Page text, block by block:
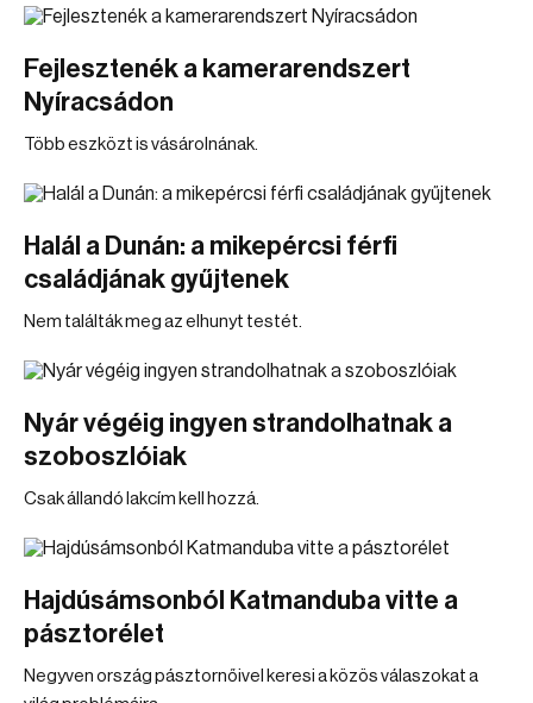
Fejlesztenék a kamerarendszert
Nyíracsádon
Több eszközt is vásárolnának.
Halál a Dunán: a mikepércsi férfi
családjának gyűjtenek
Nem találták meg az elhunyt testét.
Nyár végéig ingyen strandolhatnak a
szoboszlóiak
Csak állandó lakcím kell hozzá.
Hajdúsámsonból Katmanduba vitte a
pásztorélet
Negyven ország pásztornőivel keresi a közös válaszokat a